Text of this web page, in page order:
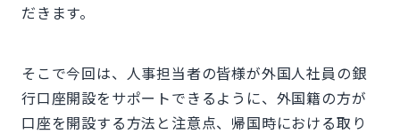
だきます。
そこで今回は、人事担当者の皆様が外国人社員の銀
行口座開設をサポートできるように、外国籍の方が
口座を開設する方法と注意点、帰国時における取り